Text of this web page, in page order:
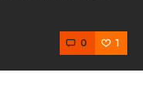
0 1